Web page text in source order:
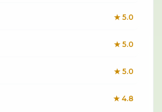
★ 5.0
★ 5.0
★ 5.0
★ 4.8